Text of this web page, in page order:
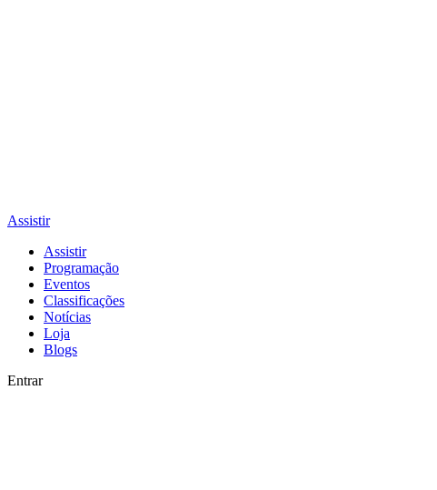
Assistir
Assistir
Programação
Eventos
Classificações
Notícias
Loja
Blogs
Entrar